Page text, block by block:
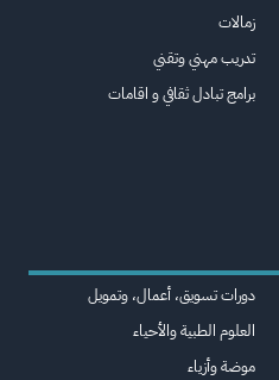
زمالات
تدريب مهني وتقني
برامج تبادل ثقافي و اقامات
دورات تسويق، أعمال، وتمويل
العلوم الطبية والأحياء
موضة وأزياء